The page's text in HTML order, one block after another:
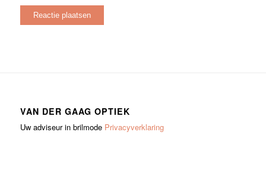
VAN DER GAAG OPTIEK
Uw adviseur in brilmode Privacyverklaring